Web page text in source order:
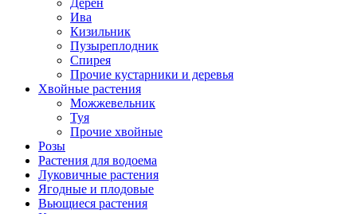
Дёрен
Ива
Кизильник
Пузыреплодник
Спирея
Прочие кустарники и деревья
Хвойные растения
Можжевельник
Туя
Прочие хвойные
Розы
Растения для водоема
Луковичные растения
Ягодные и плодовые
Вьющиеся растения